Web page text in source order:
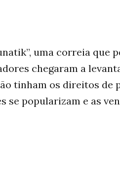
uma correia que
chegaram a
tinham os direitos de
se popularizam e as